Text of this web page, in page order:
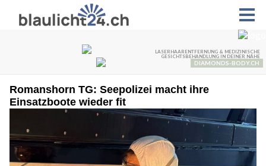
Romanshorn TG: Seepolizei macht ihre
Einsatzboote wieder fit